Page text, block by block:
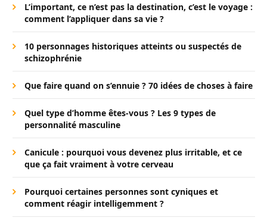
L’important, ce n’est pas la destination, c’est le voyage :
comment l’appliquer dans sa vie ?
10 personnages historiques atteints ou suspectés de
schizophrénie
Que faire quand on s’ennuie ? 70 idées de choses à faire
Quel type d’homme êtes-vous ? Les 9 types de
personnalité masculine
Canicule : pourquoi vous devenez plus irritable, et ce
que ça fait vraiment à votre cerveau
Pourquoi certaines personnes sont cyniques et
comment réagir intelligemment ?